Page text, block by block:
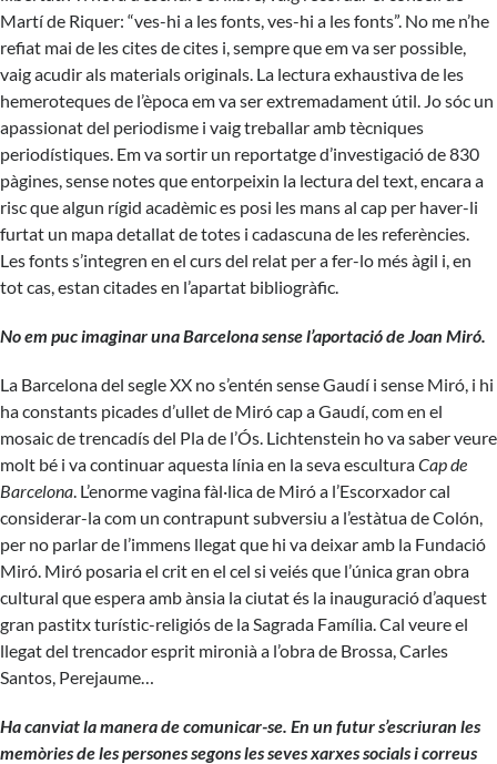
Martí de Riquer: “ves-hi a les fonts, ves-hi a les fonts”. No me n’he
refiat mai de les cites de cites i, sempre que em va ser possible,
vaig acudir als materials originals. La lectura exhaustiva de les
hemeroteques de l’època em va ser extremadament útil. Jo sóc un
apassionat del periodisme i vaig treballar amb tècniques
periodístiques. Em va sortir un reportatge d’investigació de 830
pàgines, sense notes que entorpeixin la lectura del text, encara a
risc que algun rígid acadèmic es posi les mans al cap per haver-li
furtat un mapa detallat de totes i cadascuna de les referències.
Les fonts s’integren en el curs del relat per a fer-lo més àgil i, en
tot cas, estan citades en l’apartat bibliogràfic.
No em puc imaginar una Barcelona sense l’aportació de Joan Miró.
La Barcelona del segle XX no s’entén sense Gaudí i sense Miró, i hi
ha constants picades d’ullet de Miró cap a Gaudí, com en el
mosaic de trencadís del Pla de l’Ós. Lichtenstein ho va saber veure
molt bé i va continuar aquesta línia en la seva esculturaCap de
Barcelona. L’enorme vagina fàl·lica de Miró a l’Escorxador cal
considerar-la com un contrapunt subversiu a l’estàtua de Colón,
per no parlar de l’immens llegat que hi va deixar amb la Fundació
Miró. Miró posaria el crit en el cel si veiés que l’única gran obra
cultural que espera amb ànsia la ciutat és la inauguració d’aquest
gran pastitx turístic-religiós de la Sagrada Família. Cal veure el
llegat del trencador esprit mironià a l’obra de Brossa, Carles
Santos, Perejaume…
Ha canviat la manera de comunicar-se. En un futur s’escriuran les
memòries de les persones segons les seves xarxes socials i correus